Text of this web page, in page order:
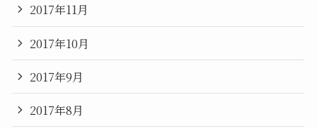
2017年11月
2017年10月
2017年9月
2017年8月